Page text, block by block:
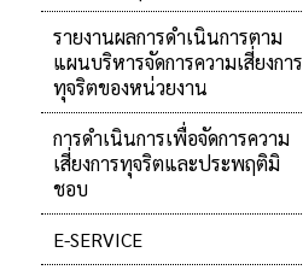
รายงานผลการดำเนินการตาม
แผนบริหารจัดการความเสี่ยงการ
ทุจริตของหน่วยงาน
การดำเนินการเพื่อจัดการความ
เสี่ยงการทุจริตและประพฤติมิ
ชอบ
E-SERVICE